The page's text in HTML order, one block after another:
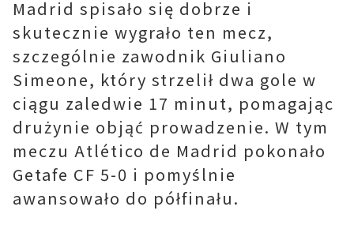
Madrid spisało się dobrze i
skutecznie wygrało ten mecz,
szczególnie zawodnik Giuliano
Simeone, który strzelił dwa gole w
ciągu zaledwie 17 minut, pomagając
drużynie objąć prowadzenie. W tym
meczu Atlético de Madrid pokonało
Getafe CF 5-0 i pomyślnie
awansowało do półfinału.